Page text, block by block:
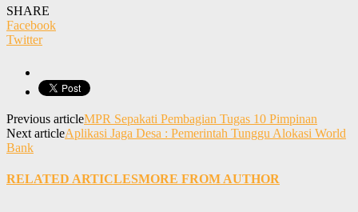
SHARE
Facebook
Twitter
Previous articleMPR Sepakati Pembagian Tugas 10 Pimpinan
Next articleAplikasi Jaga Desa : Pemerintah Tunggu Alokasi World
Bank
RELATED ARTICLESMORE FROM AUTHOR